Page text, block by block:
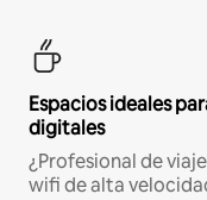
Espacios ideales
digitales
¿Profesional de
wifi de alta